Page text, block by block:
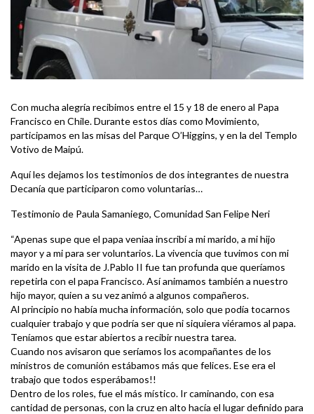
Con mucha alegría recibimos entre el 15 y 18 de enero al Papa
Francisco en Chile. Durante estos días como Movimiento,
participamos en las misas del Parque O’Higgins, y en la del Templo
Votivo de Maipú.
Aquí les dejamos los testimonios de dos integrantes de nuestra
Decanía que participaron como voluntarias…
Testimonio de Paula Samaniego, Comunidad San Felipe Neri
“Apenas supe que el papa veniaa inscribí a mi marido, a mi hijo
mayor y a mi para ser voluntarios. La vivencia que tuvimos con mi
marido en la visita de J.Pablo II fue tan profunda que queríamos
repetirla con el papa Francisco. Así animamos también a nuestro
hijo mayor, quien a su vez animó a algunos compañeros.
Al principio no había mucha información, solo que podía tocarnos
cualquier trabajo y que podría ser que ni siquiera viéramos al papa.
Teníamos que estar abiertos a recibir nuestra tarea.
Cuando nos avisaron que seríamos los acompañantes de los
ministros de comunión estábamos más que felices. Ese era el
trabajo que todos esperábamos!!
Dentro de los roles, fue el más místico. Ir caminando, con esa
cantidad de personas, con la cruz en alto hacía el lugar definido para